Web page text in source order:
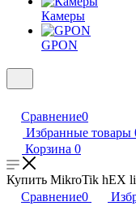
Камеры
GPON
Сравнение0
Избранные товары
Корзина 0
Купить MikroTik hEX
Сравнение0